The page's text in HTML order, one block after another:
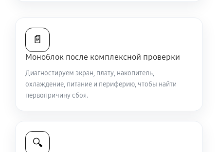
📄
Моноблок после комплексной проверки
Диагностируем экран, плату, накопитель,
охлаждение, питание и периферию, чтобы найти
первопричину сбоя.
🔍